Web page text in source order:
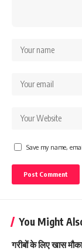
Save my name,
You Might
गरीबों के लिए खास